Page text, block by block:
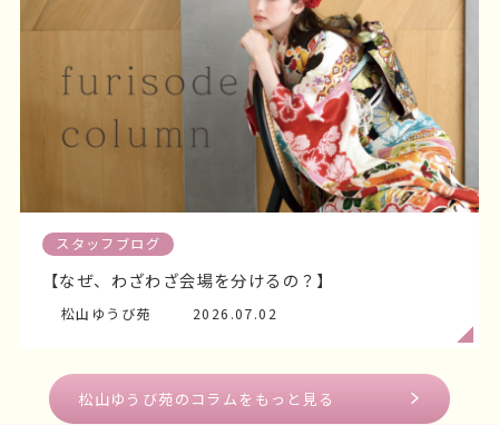
スタッフブログ
【分散開催！振袖選びのメリット】
2026.07.04